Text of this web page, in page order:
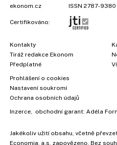
ekonom.cz
ISSN 2787-9380
Certifikováno:
Kontakty
Tiráž redakce Ekonom
Předplatné
Prohlášení o cookies
Nastavení soukromí
Ochrana osobních údajů
Inzerce , obchodní garant: Adéla
Jakékoliv užití obsahu, včetně
Economia, a.s. zapovězeno. Bez